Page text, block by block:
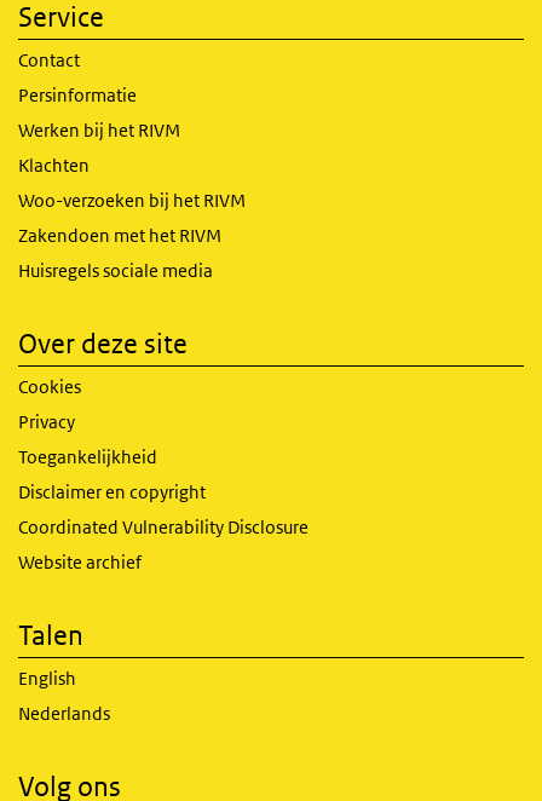
Service
Contact
Persinformatie
Werken bij het RIVM
Klachten
Woo-verzoeken bij het RIVM
Zakendoen met het RIVM
Huisregels sociale media
Over deze site
Cookies
Privacy
Toegankelijkheid
Disclaimer en copyright
Coordinated Vulnerability Disclosure
Website archief
Talen
English
Nederlands
Volg ons